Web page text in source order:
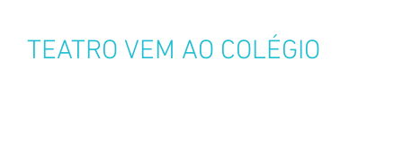
TEATRO VEM AO COLÉGIO